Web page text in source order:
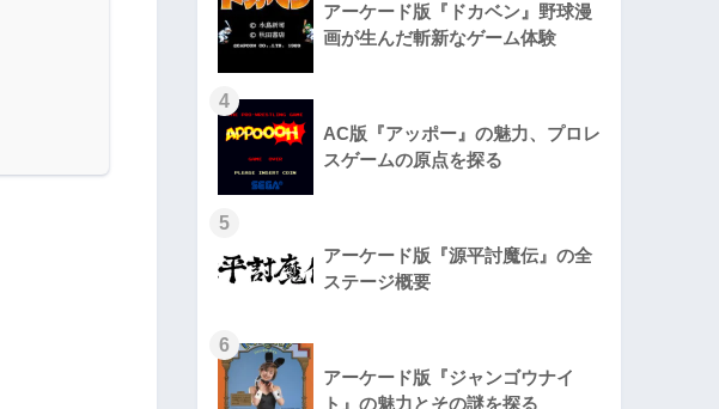
アーケード版『ドカベン』野球漫
画が生んだ斬新なゲーム体験
4
AC版『アッポー』の魅力、プロレ
スゲームの原点を探る
5
アーケード版『源平討魔伝』の全
ステージ概要
6
アーケード版『ジャンゴウナイ
ト』の魅力とその謎を探る